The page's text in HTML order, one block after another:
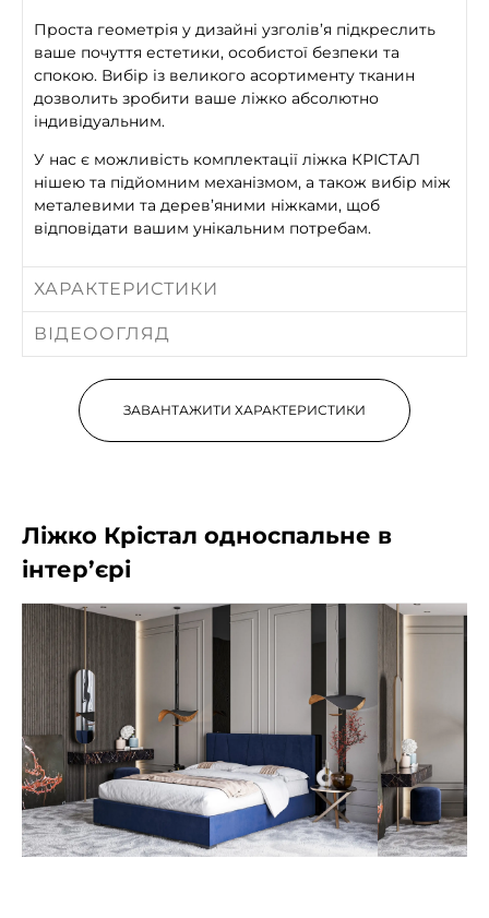
Проста геометрія у дизайні узголів’я підкреслить
ваше почуття естетики, особистої безпеки та
спокою. Вибір із великого асортименту тканин
дозволить зробити ваше ліжко абсолютно
індивідуальним.
У нас є можливість комплектації ліжка КРІСТАЛ
нішею та підйомним механізмом, а також вибір між
металевими та дерев’яними ніжками, щоб
відповідати вашим унікальним потребам.
ХАРАКТЕРИСТИКИ
ВІДЕООГЛЯД
ЗАВАНТАЖИТИ ХАРАКТЕРИСТИКИ
Ліжко Крістал односпальне в
інтер’єрі